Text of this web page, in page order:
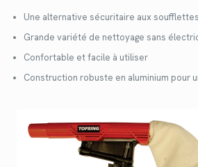
Une alternative sécuritaire aux
Grande variété de nettoyage sans
Confortable et facile à utiliser
Construction robuste en aluminium pour